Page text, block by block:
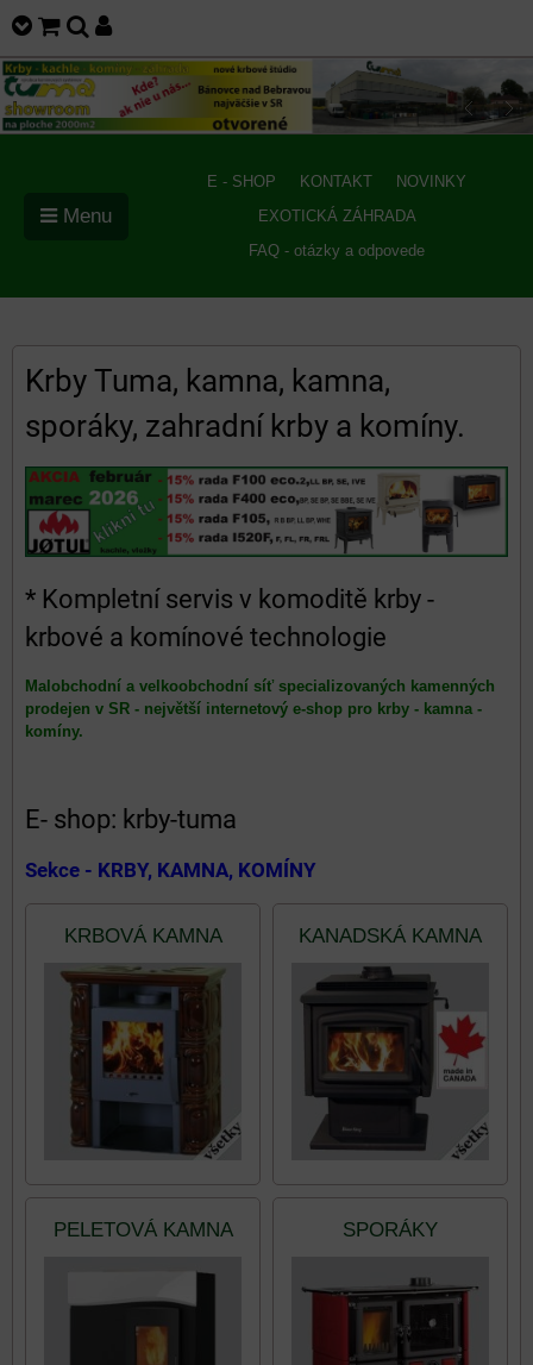
E - SHOP KONTAKT
NOVINKY
EXOTICKÁ ZÁHRADA
FAQ - otázky a odpovede
Menu
Krby Tuma, kamna, kamna,
sporáky, zahradní krby a komíny.
* Kompletní servis v komoditě krby -
krbové a komínové technologie
Malobchodní a velkoobchodní síť specializovaných kamenných
prodejen v SR - největší internetový e-shop pro krby - kamna -
komíny.
E- shop: krby-tuma
Sekce - KRBY, KAMNA, KOMÍNY
KRBOVÁ KAMNA KANADSKÁ KAMNA
PELETOVÁ KAMNA SPORÁKY